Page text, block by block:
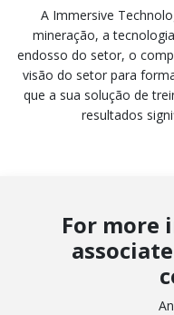
A Immersive
mineração, a
endosso do setor, o
visão do setor para
que a sua solução de
resultados
For more